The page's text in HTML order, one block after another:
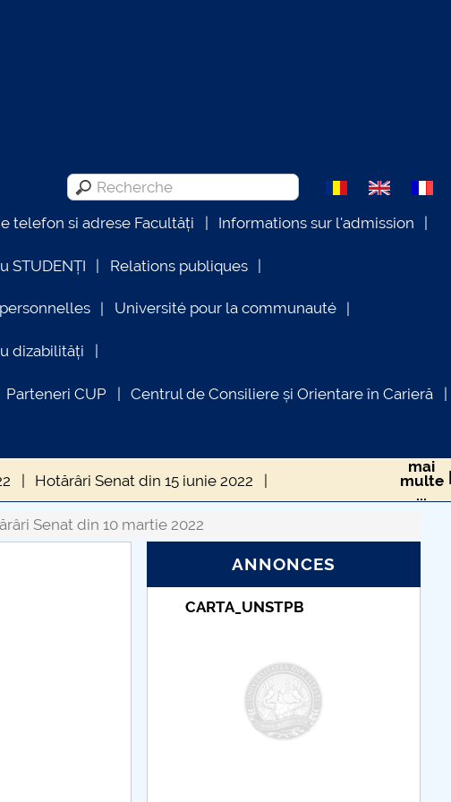
telefon si adrese Facultăți Informations sur l'admission
STUDENȚI Relations publiques
Université pour la communauté
dizabilități
Parteneri CUP Centrul de Consiliere și Orientare în Carieră
Hotărâri Senat din 15 iunie 2022
2022 Hotărâri Senat din 30 septembrie 2022
Hotărâri Senat din 19 decembrie 2022
Hotărâri Senat din 10 martie 2022
mai
multe
...
Senat din 10 martie 2022
ANNONCES
Taxe de școlarizare